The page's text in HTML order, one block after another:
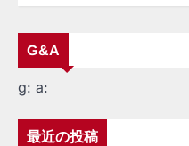
G&A
g: a:
最近の投稿